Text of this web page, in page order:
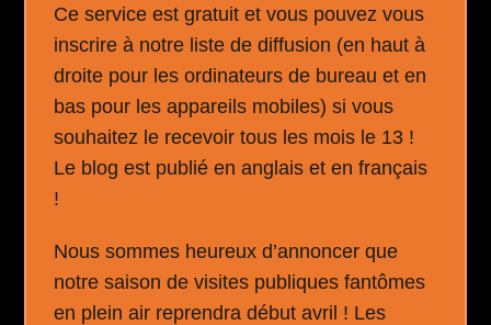
Ce service est gratuit et vous pouvez vous
inscrire à notre liste de diffusion (en haut à
droite pour les ordinateurs de bureau et en
bas pour les appareils mobiles) si vous
souhaitez le recevoir tous les mois le 13 !
Le blog est publié en anglais et en français
!
Nous sommes heureux d’annoncer que
notre saison de visites publiques fantômes
en plein air reprendra début avril ! Les